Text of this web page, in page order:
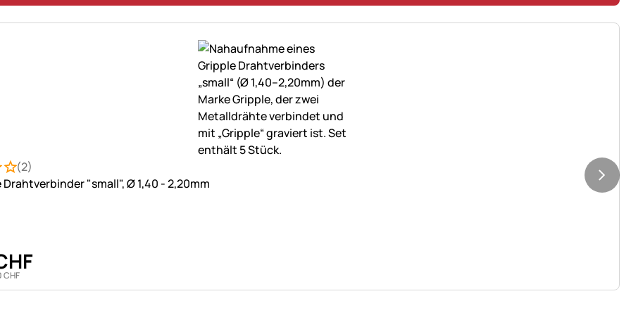
4 von 5 (2 Bewertungen)
(2)
Drahtverbinder "small", Ø 1,40 - 2,20mm
CHF